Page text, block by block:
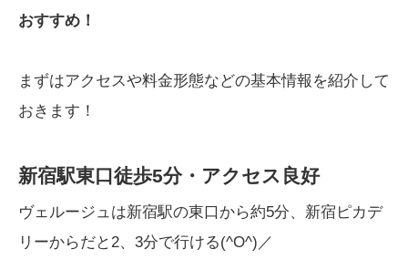
おすすめ！
まずはアクセスや料金形態などの基本情報を紹介して
おきます！
新宿駅東口徒歩5分・アクセス良好
ヴェルージュは新宿駅の東口から約5分、新宿ピカデ
リーからだと2、3分で行ける(^O^)／